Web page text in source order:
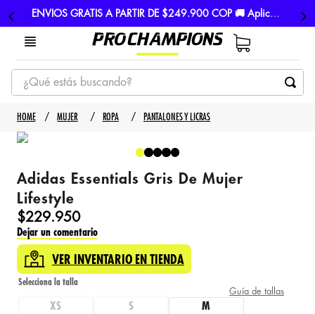
ENVIOS GRATIS A PARTIR DE $249.900 COP 🚚 Aplican TyC
¿Qué estás buscando?
TÉRMINOS MÁS BUSCADOS
1
3. nike
4. guayos
5. gorras
MUJER ROPA PANTALONES Y LICRAS
Adidas Essentials Gris De Mujer
Lifestyle
$229.950
Dejar un comentario
VER INVENTARIO EN TIENDA
Guía de tallas
XS S M